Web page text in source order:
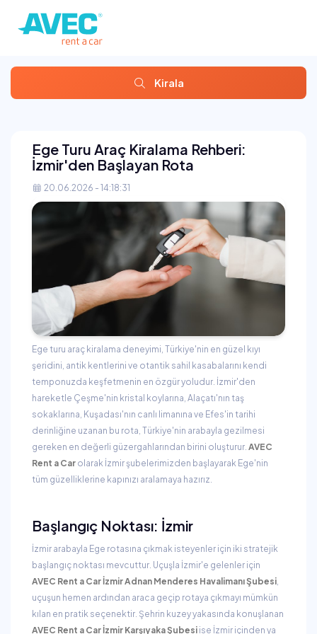
Kirala
Ege Turu Araç Kiralama Rehberi:
İzmir'den Başlayan Rota
20.06.2026 - 14:18:31
Ege turu araç kiralama deneyimi, Türkiye'nin en güzel kıyı
şeridini, antik kentlerini ve otantik sahil kasabalarını kendi
temponuzda keşfetmenin en özgür yoludur. İzmir'den
hareketle Çeşme'nin kristal koylarına, Alaçatı'nın taş
sokaklarına, Kuşadası'nın canlı limanına ve Efes'in tarihi
derinliğine uzanan bu rota, Türkiye'nin arabayla gezilmesi
gereken en değerli güzergahlarından birini oluşturur. AVEC
Rent a Car olarak İzmir şubelerimizden başlayarak Ege'nin
tüm güzelliklerine kapınızı aralamaya hazırız.
Başlangıç Noktası: İzmir
İzmir arabayla Ege rotasına çıkmak isteyenler için iki stratejik
başlangıç noktası mevcuttur. Uçuşla İzmir'e gelenler için
AVEC Rent a Car İzmir Adnan Menderes Havalimanı Şubesi,
uçuşun hemen ardından araca geçip rotaya çıkmayı mümkün
kılan en pratik seçenektir. Şehrin kuzey yakasında konuşlanan
AVEC Rent a Car İzmir Karşıyaka Şubesi ise İzmir içinden ya